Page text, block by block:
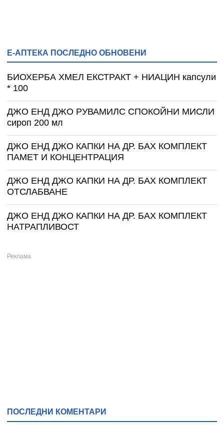
Е-АПТЕКА ПОСЛЕДНО ОБНОВЕНИ
БИОХЕРБА ХМЕЛ ЕКСТРАКТ + НИАЦИН капсули
* 100
ДЖО ЕНД ДЖО РУВАМИЛС СПОКОЙНИ МИСЛИ
сироп 200 мл
ДЖО ЕНД ДЖО КАПКИ НА ДР. БАХ КОМПЛЕКТ
ПАМЕТ И КОНЦЕНТРАЦИЯ
ДЖО ЕНД ДЖО КАПКИ НА ДР. БАХ КОМПЛЕКТ
ОТСЛАБВАНЕ
ДЖО ЕНД ДЖО КАПКИ НА ДР. БАХ КОМПЛЕКТ
НАТРАПЛИВОСТ
ПОСЛЕДНИ КОМЕНТАРИ